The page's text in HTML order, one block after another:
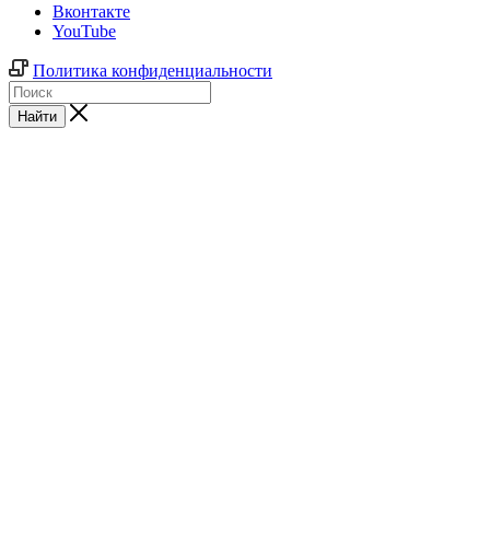
Вконтакте
YouTube
Политика конфиденциальности
Найти